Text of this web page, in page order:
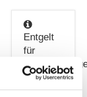
Entgelt
für